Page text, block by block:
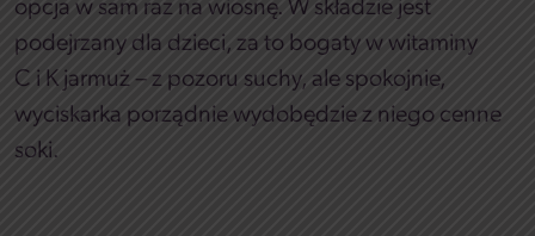
opcja w sam raz na wiosnę. W składzie jest
podejrzany dla dzieci, za to bogaty w witaminy
C i K jarmuż – z pozoru suchy, ale spokojnie,
wyciskarka porządnie wydobędzie z niego cenne
soki.